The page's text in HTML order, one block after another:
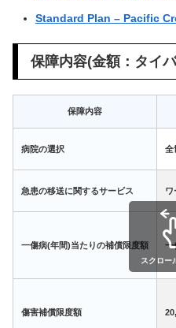
Standard Plan – Pacific
保障内容(金額：タイ
保障内容
病院の選択 全
急患の移送に関するサービス ワ
一傷病(年間)当たりの補償限度額 一
傷害補償限度額
スクロー